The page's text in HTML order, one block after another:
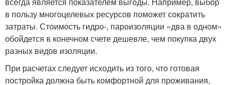
в пользу многоцелевых ресурсов поможет сократить
затраты. Стоимость гидро-, пароизоляции «два в одном»
обойдется в конечном счете дешевле, чем покупка двух
разных видов изоляции.
При расчетах следует исходить из того, что готовая
постройка должна быть комфортной для проживания,